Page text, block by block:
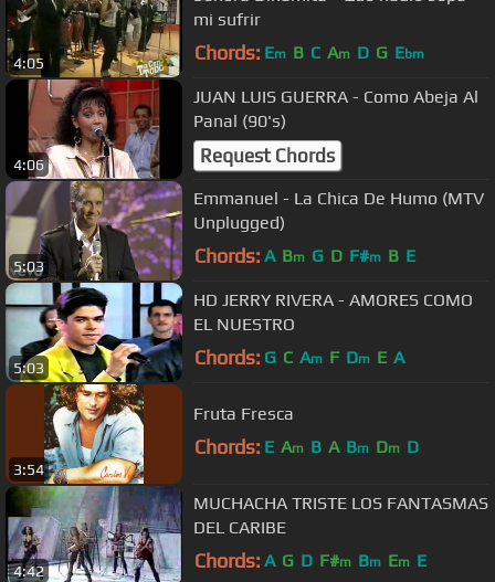
4:05
mi sufrir
Chords: Em B C Am D G Ebm
4:06
JUAN LUIS GUERRA - Como Abeja Al
Panal (90's)
Request Chords
5:03
Emmanuel - La Chica De Humo (MTV
Unplugged)
Chords: A Bm G D F#m B E
5:03
HD JERRY RIVERA - AMORES COMO
EL NUESTRO
Chords: G C Am F Dm E A
3:54
Fruta Fresca
Chords: E Am B A Bm Dm D
4:42
MUCHACHA TRISTE LOS FANTASMAS
DEL CARIBE
Chords: A G D F#m Bm Em E